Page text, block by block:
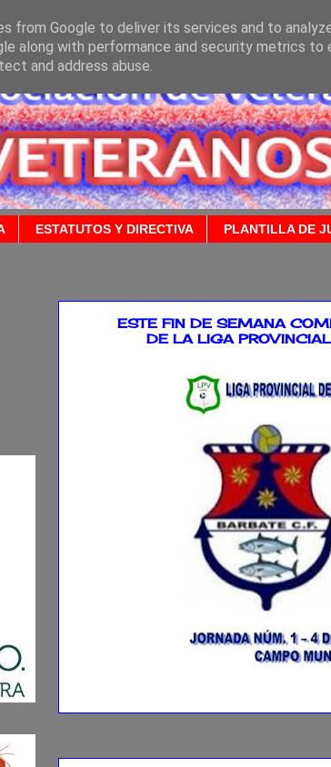
ESTATUTOS Y DIRECTIVA PLANTILLA DE
ESTE FIN DE SEMANA
DE LA LIGA
from Google to deliver its services and to
along with performance and security metrics to
and address abuse.